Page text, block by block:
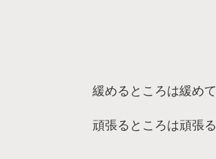
緩めるところは緩めて
頑張るところは頑張る